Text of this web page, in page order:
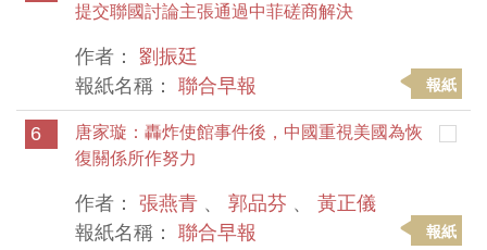
提交聯國討論主張通過中菲磋商解決
作者： 劉振廷
報紙名稱： 聯合早報 報紙
6
唐家璇：轟炸使館事件後，中國重視美國為恢
復關係所作努力
作者： 張燕青 、 郭品芬 、 黃正儀
報紙名稱： 聯合早報 報紙